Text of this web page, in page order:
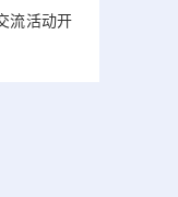
流活动开